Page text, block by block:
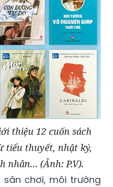
thiệu 12 cuốn sách
tiểu thuyết, nhật ký,
nhân… (Ảnh: P.V).
chơi, môi trường